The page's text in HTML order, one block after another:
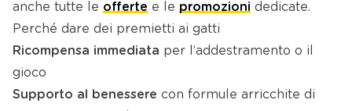
anche tutte le offerte e le promozioni dedicate.
Perché dare dei premietti ai gatti
Ricompensa immediata per l’addestramento o il
gioco
Supporto al benessere con formule arricchite di